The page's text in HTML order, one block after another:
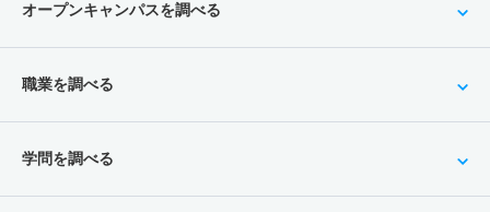
オープンキャンパスを調べる
職業を調べる
学問を調べる